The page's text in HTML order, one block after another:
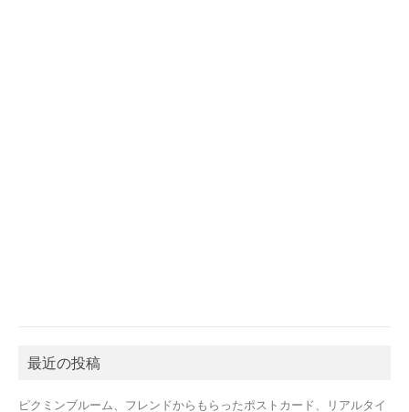
最近の投稿
ピクミンブルーム、フレンドからもらったポストカード、リアルタイ